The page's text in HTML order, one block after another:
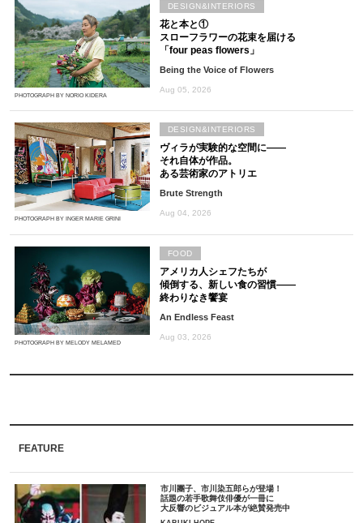
PHOTOGRAPH BY NORIO KIDERA
花と本と①
スローフラワーの花束を届ける
「four peas flowers」
Being the Voice of Flowers
Aug 05, 2026
DESIGN&INTERIORS
PHOTOGRAPH BY INGER MARIE GRINI
ヴィラが実験的な空間に――
それ自体が作品。
ある芸術家のアトリエ
Brute Strength
Aug 04, 2026
DESIGN&INTERIORS
PHOTOGRAPH BY MELODY MELAMED
アメリカ人シェフたちが
傾倒する、新しい食の習慣――
終わりなき饗宴
An Endless Feast
Aug 03, 2026
FOOD
FEATURE
市川團子、市川染五郎らが登場！
話題の若手歌舞伎俳優が一冊に
大反響のビジュアル本が絶賛発売中